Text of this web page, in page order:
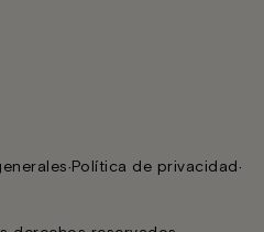
Política de privacidad